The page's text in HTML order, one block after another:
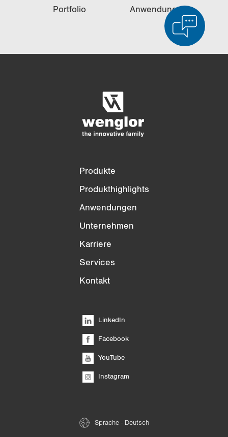
Port­fo­lio An­wen­dun­gen
Produkte
Produkthighlights
Anwendungen
Unternehmen
Karriere
Services
Kontakt
LinkedIn
Facebook
YouTube
Instagram
Sprache - Deutsch